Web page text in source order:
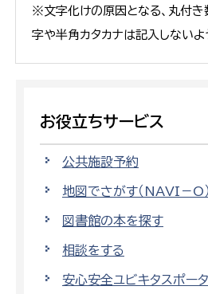
※文字化けの原因となる、丸付
字や半角カタカナは記入しないよ
お役立ちサービス
公共施設予約
地図でさがす（NAVI－O）
図書館の本を探す
相談をする
安心安全ユビキタスポー